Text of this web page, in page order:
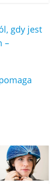
gdy jest
–